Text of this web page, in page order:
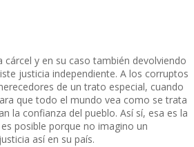
y en su caso también devolviendo
justicia independiente. A los corruptos
de un trato especial, cuando
que todo el mundo vea como se trata
la confianza del pueblo. Así sí, esa es la
posible porque no imagino un
así en su país.